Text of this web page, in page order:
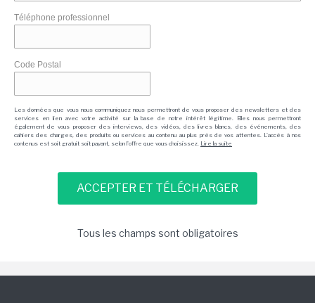
Téléphone professionnel
Code Postal
Les données que vous nous communiquez nous permettront de vous proposer des newsletters et des
services en lien avec votre activité sur la base de notre intérêt légitime. Elles nous permettront
également de vous proposer des interviews, des vidéos, des livres blancs, des événements, des
cahiers des charges, des produits ou services au contenu au plus près de vos attentes. L'accès à nos
contenus est soit gratuit soit payant, selon l'offre que vous choisissez. Lire la suite
Tous les champs sont obligatoires